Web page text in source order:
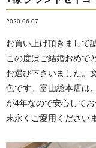
2020.06.07
お買い上げ頂きまして
この度はご結婚おめで
お選び下さいました。
色です。富山総本店は
が4年なので安心してお
末永くご愛用ください